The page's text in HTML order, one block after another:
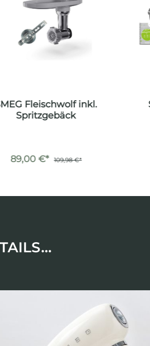
Fleischwolf inkl.
Spritzgebäck
89,00 €* 109,98 €*